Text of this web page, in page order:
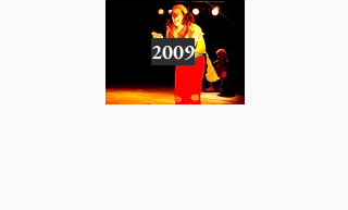
2009